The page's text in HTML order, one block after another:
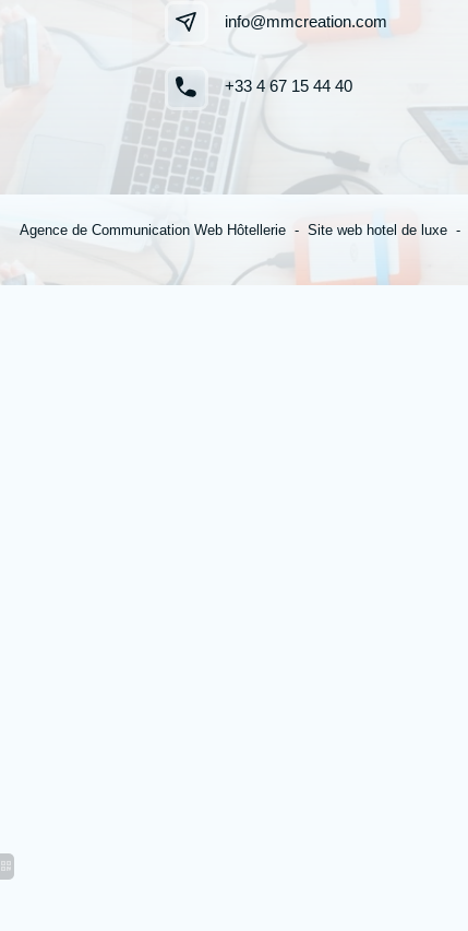
info@mmcreation.com
+33 4 67 15 44 40
Agence de Communication Web Hôtellerie Site web hotel de luxe